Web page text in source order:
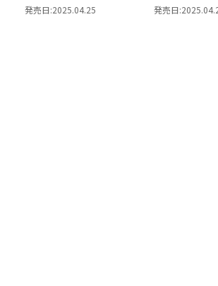
発売日:2025.04.25 発売日: